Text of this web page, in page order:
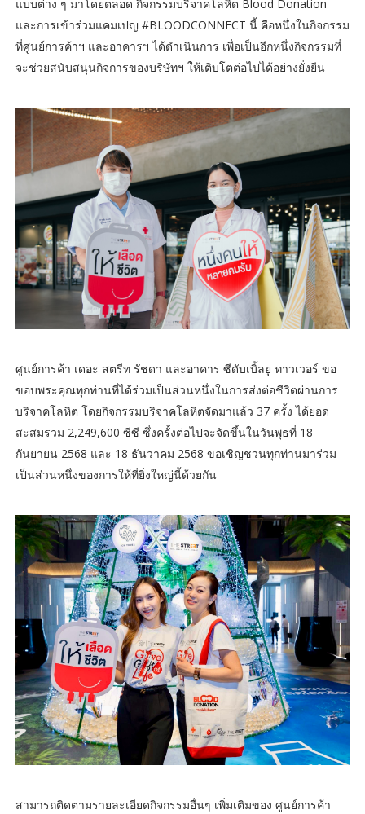
แบบต่าง ๆ มาโดยตลอด กิจกรรมบริจาคโลหิต Blood Donation
และการเข้าร่วมแคมเปญ #BLOODCONNECT นี้ คือหนึ่งในกิจกรรม
ที่ศูนย์การค้าฯ และอาคารฯ ได้ดำเนินการ เพื่อเป็นอีกหนึ่งกิจกรรมที่
จะช่วยสนับสนุนกิจการของบริษัทฯ ให้เติบโตต่อไปได้อย่างยั่งยืน
ศูนย์การค้า เดอะ สตรีท รัชดา และอาคาร ซีดับเบิ้ลยู ทาวเวอร์ ขอ
ขอบพระคุณทุกท่านที่ได้ร่วมเป็นส่วนหนึ่งในการส่งต่อชีวิตผ่านการ
บริจาคโลหิต โดยกิจกรรมบริจาคโลหิตจัดมาแล้ว 37 ครั้ง ได้ยอด
สะสมรวม 2,249,600 ซีซี ซึ่งครั้งต่อไปจะจัดขึ้นในวันพุธที่ 18
กันยายน 2568 และ 18 ธันวาคม 2568 ขอเชิญชวนทุกท่านมาร่วม
เป็นส่วนหนึ่งของการให้ที่ยิ่งใหญ่นี้ด้วยกัน
สามารถติดตามรายละเอียดกิจกรรมอื่นๆ เพิ่มเติมของ ศูนย์การค้า